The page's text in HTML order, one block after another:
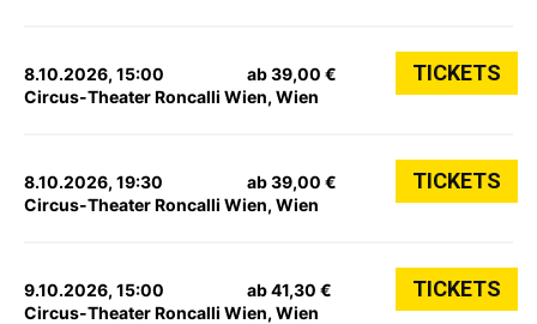
8.10.2026, 15:00
Circus-Theater Roncalli Wien, Wien
ab 39,00 € TICKETS
8.10.2026, 19:30
Circus-Theater Roncalli Wien, Wien
ab 39,00 € TICKETS
9.10.2026, 15:00
Circus-Theater Roncalli Wien, Wien
ab 41,30 € TICKETS